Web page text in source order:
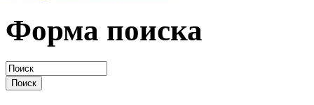
Форма поиска